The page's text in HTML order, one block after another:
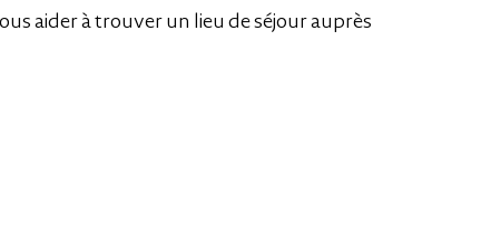
aider à trouver un lieu de séjour auprès